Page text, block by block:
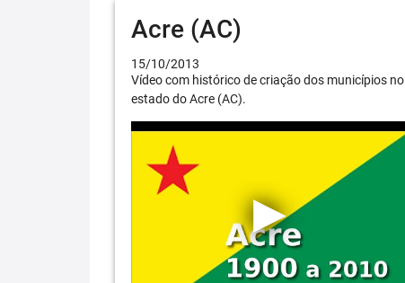
Acre (AC)
15/10/2013
Vídeo com histórico de criação dos municípios no
estado do Acre (AC).